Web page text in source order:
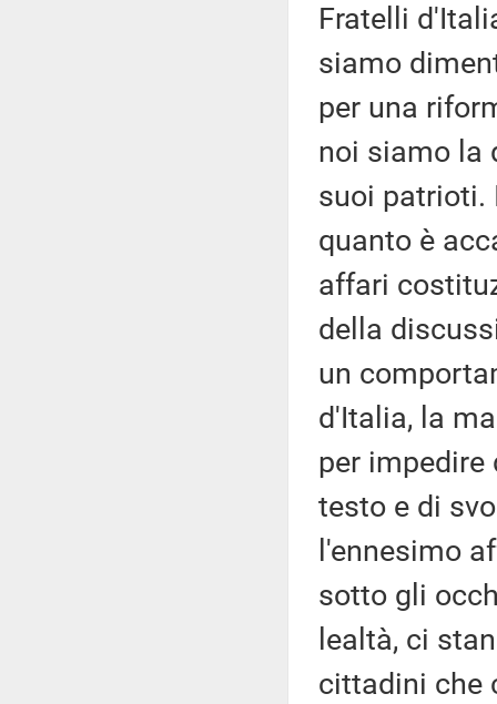
Fratelli
siamo
per una
noi siamo la
suoi patrioti.
quanto è
affari
della
un
d'Italia, la
per
testo e di
l'ennesimo
sotto gli
lealtà, ci
cittadini che